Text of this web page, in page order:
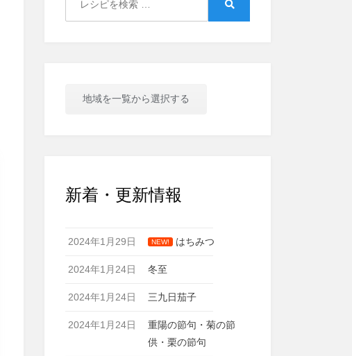
地域を一覧から選択する
新着・更新情報
2024年1月29日 NEW! はちみつ
2024年1月24日 冬至
2024年1月24日 三九日茄子
2024年1月24日
重陽の節句・菊の節
供・栗の節句